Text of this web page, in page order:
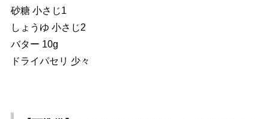
砂糖 小さじ1
しょうゆ 小さじ2
バター 10g
ドライパセリ 少々